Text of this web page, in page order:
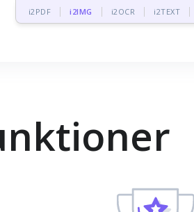
i2PDF i2IMG i2OCR i2TEXT